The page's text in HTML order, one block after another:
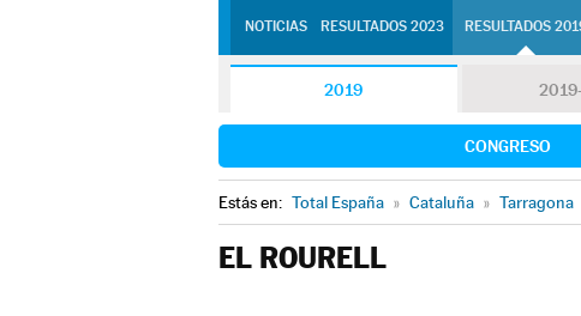
NOTICIAS RESULTADOS 2023 RESULTADOS
2019
CONGRESO
Estás en: Total España » Cataluña » Tarragona
EL ROURELL